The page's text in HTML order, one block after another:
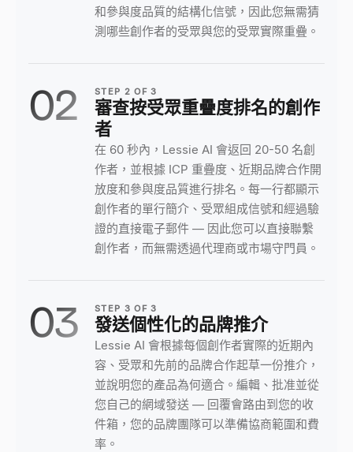
和參與度品質的結構化信號，因此您無需猜
測哪些創作者的受眾與您的受眾實際重疊。
02 STEP 2 OF3
審查按受眾重疊度排名的創作
者
在 60 秒內，Lessie AI 會返回 20-50 名創
作者，並根據 ICP 重疊度、近期品牌合作開
放度和參與度品質進行排名。每一行都顯示
創作者的單行簡介、受眾組成信號和經過驗
證的直接電子郵件 — 因此您可以直接聯繫
創作者，而無需透過代理商或市場守門員。
03 STEP 3 OF3
發送個性化的品牌推介
Lessie AI 會根據每個創作者實際的近期內
容、受眾和先前的品牌合作起草一份推介，
並說明您的產品為何適合。編輯、批准並從
您自己的網域發送 — 回覆會路由到您的收
件箱，您的品牌團隊可以準備協商範圍和費
率。